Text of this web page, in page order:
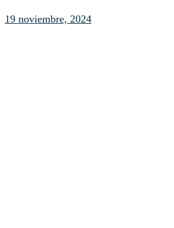
19 noviembre, 2024